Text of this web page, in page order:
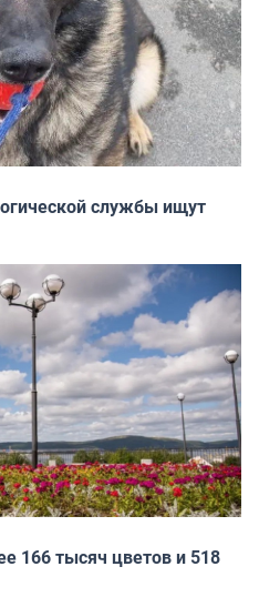
службы ищут
166 тысяч цветов и 518